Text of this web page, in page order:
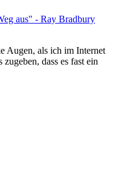
aus" - Ray Bradbury
Augen, als ich im Internet
dass es fast ein